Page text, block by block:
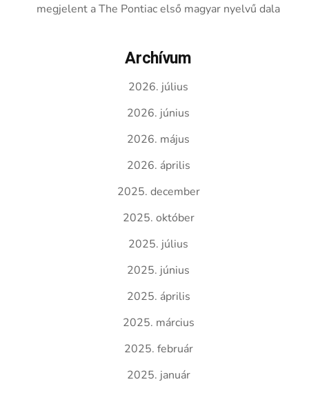
megjelent a The Pontiac első magyar nyelvű dala
Archívum
2026. július
2026. június
2026. május
2026. április
2025. december
2025. október
2025. július
2025. június
2025. április
2025. március
2025. február
2025. január